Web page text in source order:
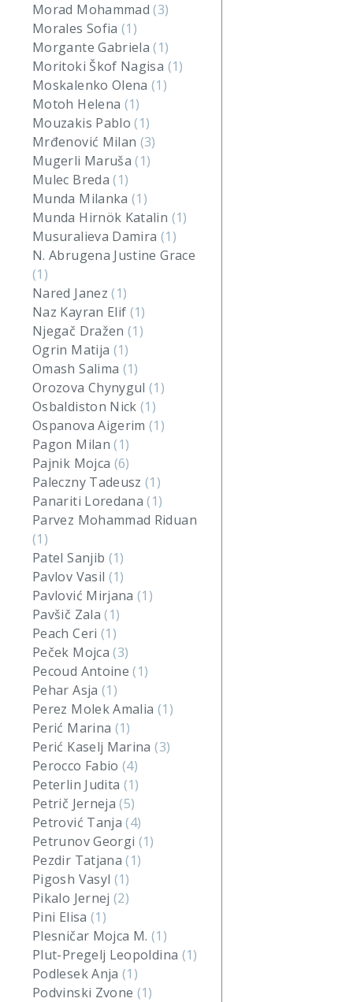
Morad Mohammad(3)
Morales Sofia(1)
Morgante Gabriela(1)
Moritoki Škof Nagisa (1)
Moskalenko Olena(1)
Motoh Helena (1)
Mouzakis Pablo(1)
Mrđenović Milan (3)
Mugerli Maruša(1)
Mulec Breda(1)
Munda Milanka(1)
Munda Hirnök Katalin (1)
Musuralieva Damira (1)
N. Abrugena Justine Grace
(1)
Nared Janez(1)
Naz Kayran Elif (1)
Njegač Dražen(1)
Ogrin Matija (1)
Omash Salima (1)
Orozova Chynygul(1)
Osbaldiston Nick(1)
Ospanova Aigerim(1)
Pagon Milan(1)
Pajnik Mojca (6)
Paleczny Tadeusz(1)
Panariti Loredana(1)
Parvez Mohammad Riduan
(1)
Patel Sanjib (1)
Pavlov Vasil (1)
Pavlović Mirjana(1)
Pavšič Zala(1)
Peach Ceri (1)
Peček Mojca(3)
Pecoud Antoine(1)
Pehar Asja (1)
Perez Molek Amalia (1)
Perić Marina (1)
Perić Kaselj Marina(3)
Perocco Fabio(4)
Peterlin Judita (1)
Petrič Jerneja(5)
Petrović Tanja(4)
Petrunov Georgi (1)
Pezdir Tatjana(1)
Pigosh Vasyl (1)
Pikalo Jernej(2)
Pini Elisa (1)
Plesničar Mojca M. (1)
Plut-Pregelj Leopoldina (1)
Podlesek Anja(1)
Podvinski Zvone (1)